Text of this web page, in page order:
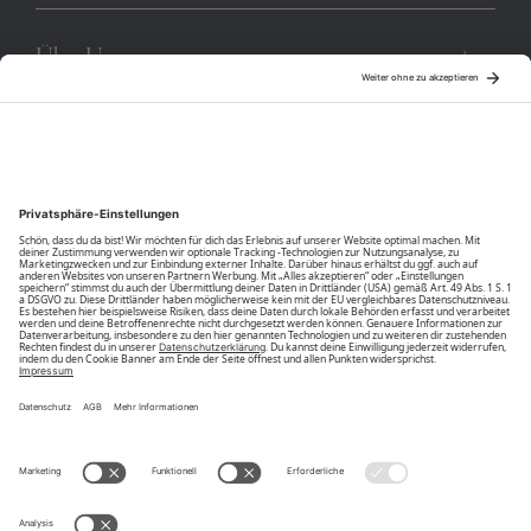
Über Uns
Unsere Vorteile
Unsere Partner